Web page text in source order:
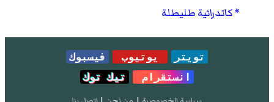
كاتدرائية طليطلة
تويتر يوتيوب
فيسبوك
انستقرام
تيك توك